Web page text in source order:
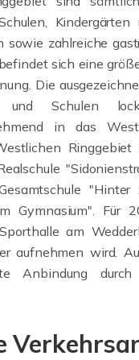
sowie zahlreiche
sich eine
Die
und Schulen
in das
Ringgebiet
Gymnasium".
am
aufnehmen wird.
Anbindung durch